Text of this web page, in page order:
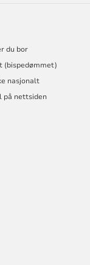
du bor
(bispedømmet)
nasjonalt
på nettsiden